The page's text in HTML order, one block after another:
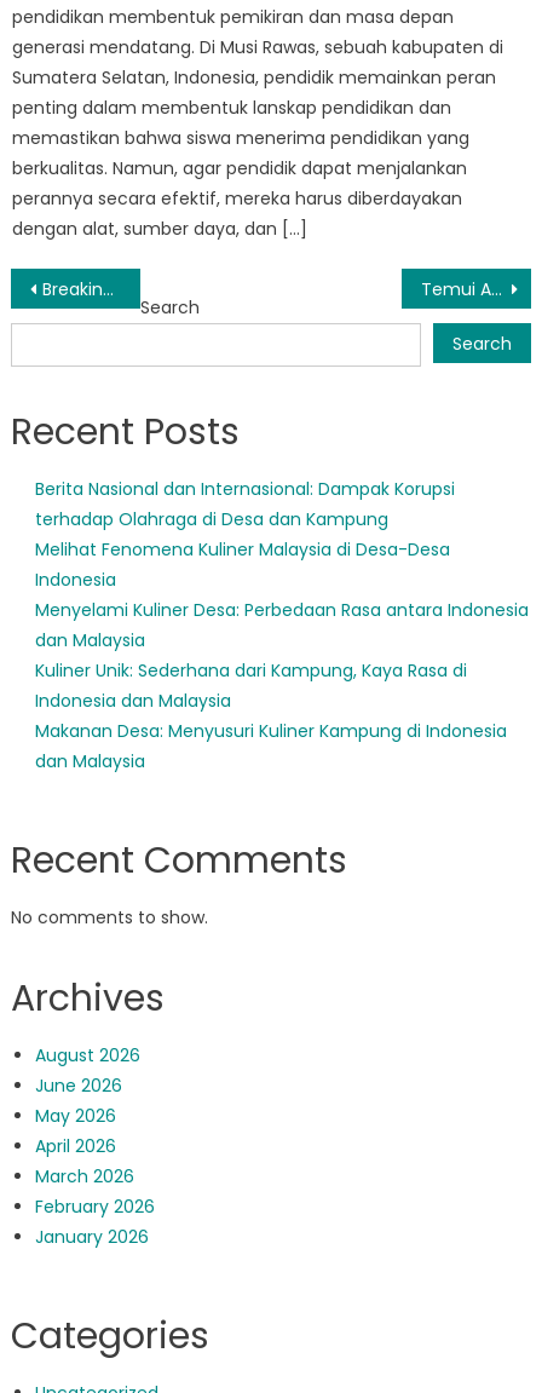
pendidikan membentuk pemikiran dan masa depan
generasi mendatang. Di Musi Rawas, sebuah kabupaten di
Sumatera Selatan, Indonesia, pendidik memainkan peran
penting dalam membentuk lanskap pendidikan dan
memastikan bahwa siswa menerima pendidikan yang
berkualitas. Namun, agar pendidik dapat menjalankan
perannya secara efektif, mereka harus diberdayakan
dengan alat, sumber daya, dan […]
Post
navigation
Breaking Barriers: How Sekolah Negeri Musi Rawas is Revolutionizing Education in Indonesia Temui Artis dan Musisi Berbakat SD Musi Rawas
Search
Search
Recent Posts
Berita Nasional dan Internasional: Dampak Korupsi
terhadap Olahraga di Desa dan Kampung
Melihat Fenomena Kuliner Malaysia di Desa-Desa
Indonesia
Menyelami Kuliner Desa: Perbedaan Rasa antara Indonesia
dan Malaysia
Kuliner Unik: Sederhana dari Kampung, Kaya Rasa di
Indonesia dan Malaysia
Makanan Desa: Menyusuri Kuliner Kampung di Indonesia
dan Malaysia
Recent Comments
No comments to show.
Archives
August 2026
June 2026
May 2026
April 2026
March 2026
February 2026
January 2026
Categories